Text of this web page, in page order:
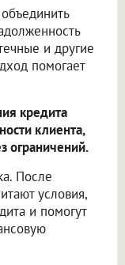
и другие
помогает
кредита
клиента,
ограничений.
После
условия,
и помогут